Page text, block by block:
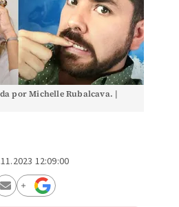
por Michelle Rubalcava. |
12:09:00